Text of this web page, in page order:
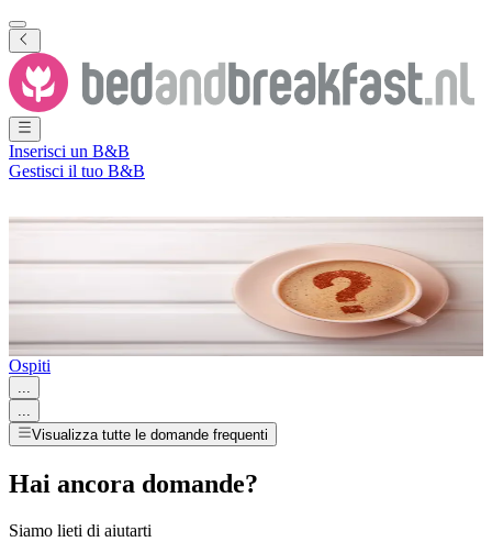
Inserisci un B&B
Gestisci il tuo B&B
Trova la risposta alla tua
domanda
Ospiti
Visualizza tutte le domande frequenti
Hai ancora domande?
Siamo lieti di aiutarti